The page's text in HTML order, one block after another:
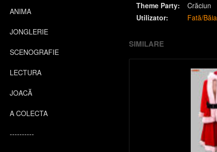
ANIMA
JONGLERIE
SCENOGRAFIE
LECTURA
JOACĂ
A COLECTA
----------
Theme Party:
Crăciun
Utilizator:
Fată/
SIMILARE